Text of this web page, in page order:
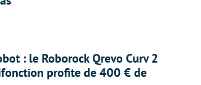
: le Roborock Qrevo Curv 2
profite de 400 € de